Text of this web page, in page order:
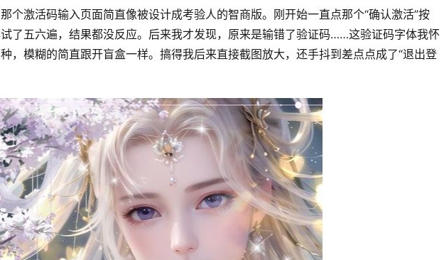
个激活码输入页面简直像被设计成考验人的智商版。刚开始一直点那个“确认激活”按
了五六遍，结果都没反应。后来我才发现，原来是输错了验证码……这验证码字体我怀
，模糊的简直跟开盲盒一样。搞得我后来直接截图放大，还手抖到差点点成了“退出登